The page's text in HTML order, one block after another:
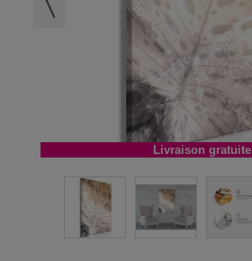
Livraison gratuite